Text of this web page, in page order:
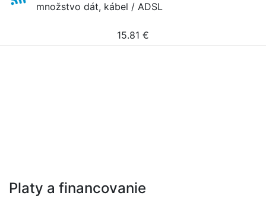
množstvo dát, kábel / ADSL
15.81 €
Platy a financovanie